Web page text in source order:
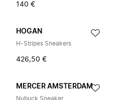
140 €
HOGAN
H-Stripes Sneakers
426,50 €
MERCER AMSTERDAM
Nubuck Sneaker